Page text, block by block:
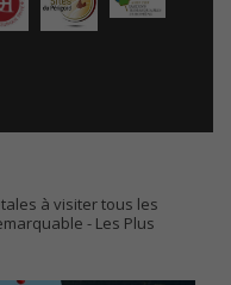
à visiter tous les
- Les Plus